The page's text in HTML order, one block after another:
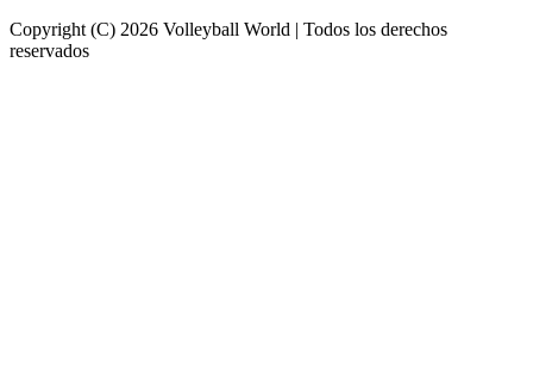
Copyright (C) 2026 Volleyball World | Todos los derechos
reservados